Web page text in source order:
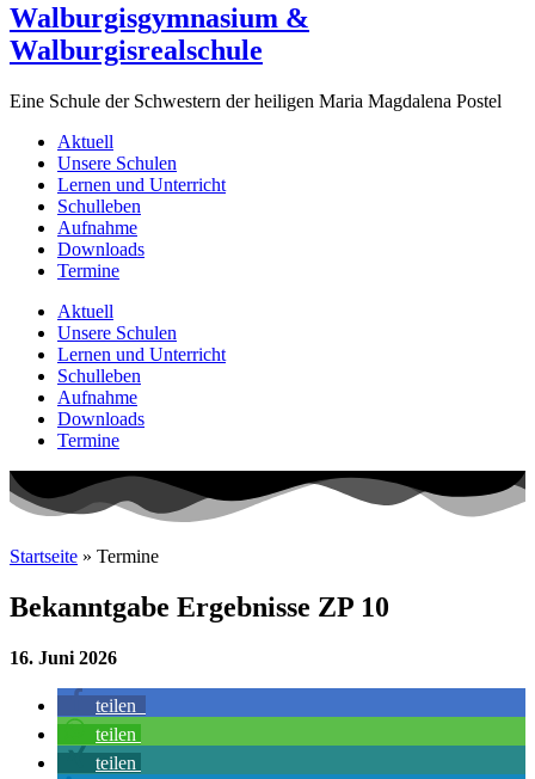
Walburgisgymnasium &
Walburgisrealschule
Eine Schule der Schwestern der heiligen Maria Magdalena Postel
Aktuell
Unsere Schulen
Lernen und Unterricht
Schulleben
Aufnahme
Downloads
Termine
Aktuell
Unsere Schulen
Lernen und Unterricht
Schulleben
Aufnahme
Downloads
Termine
Startseite » Termine
Bekanntgabe Ergebnisse ZP 10
16. Juni 2026
teilen
teilen
teilen